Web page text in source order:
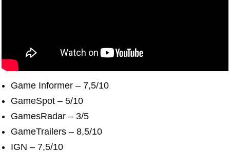
Game Informer – 7,5/10
GameSpot – 5/10
GamesRadar – 3/5
GameTrailers – 8,5/10
IGN – 7,5/10